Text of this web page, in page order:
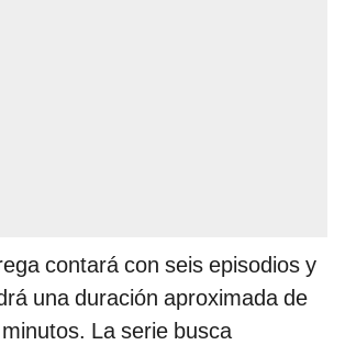
contará con seis episodios y
una duración aproximada de
La serie busca